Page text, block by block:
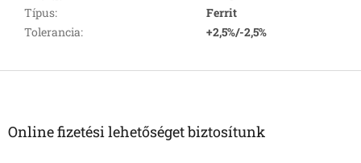
Típus:
Ferrit
Tolerancia: +2,5%/-2,5%
L
Online fizetési lehetőséget biztosítunk